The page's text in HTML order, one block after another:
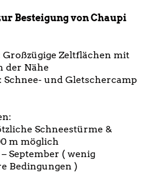
Besteigung von Chaupi
Großzügige Zeltflächen mit
der Nähe
Schnee- und Gletschercamp
Schneestürme &
m möglich
September ( wenig
Bedingungen )